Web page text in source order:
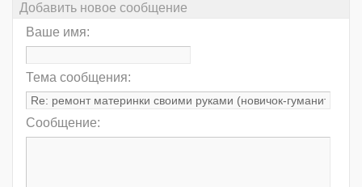
Добавить новое сообщение
Ваше имя:
Тема сообщения:
Сообщение: